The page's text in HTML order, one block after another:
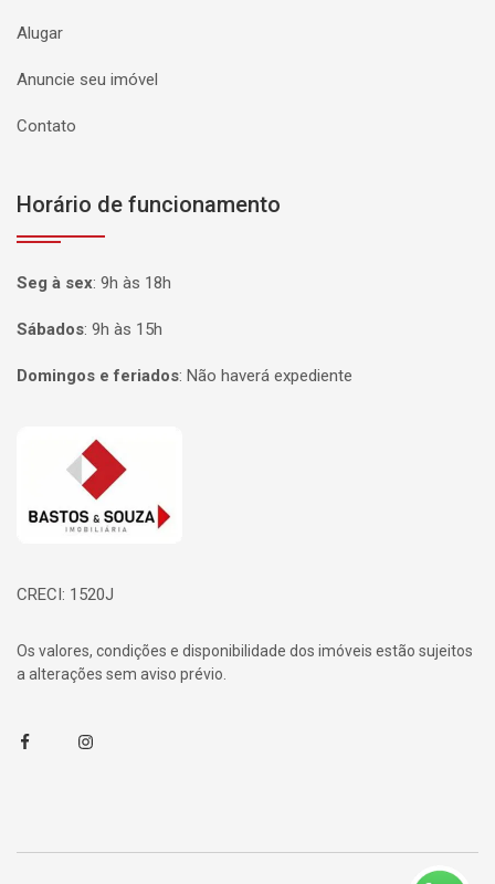
Alugar
Anuncie seu imóvel
Contato
Horário de funcionamento
Seg à sex: 9h às 18h
Sábados: 9h às 15h
Domingos e feriados: Não haverá expediente
Página inicial
CRECI: 1520J
Os valores, condições e disponibilidade dos imóveis estão sujeitos
a alterações sem aviso prévio.
FacebookInstagram